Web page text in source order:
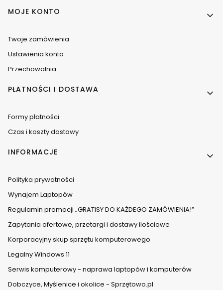
MOJE KONTO
Twoje zamówienia
Ustawienia konta
Przechowalnia
PŁATNOŚCI I DOSTAWA
Formy płatności
Czas i koszty dostawy
INFORMACJE
Polityka prywatności
Wynajem Laptopów
Regulamin promocji „GRATISY DO KAŻDEGO ZAMÓWIENIA!”
Zapytania ofertowe, przetargi i dostawy ilościowe
Korporacyjny skup sprzętu komputerowego
Legalny Windows 11
Serwis komputerowy - naprawa laptopów i komputerów
Dobczyce, Myślenice i okolice - Sprzętowo.pl